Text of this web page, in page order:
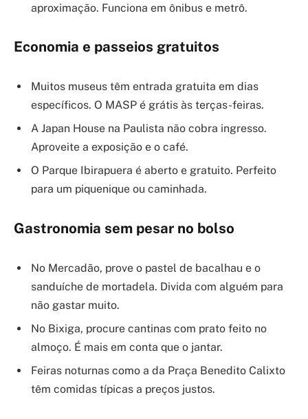
aproximação. Funciona em ônibus e metrô.
Economia e passeios gratuitos
Muitos museus têm entrada gratuita em dias
específicos. O MASP é grátis às terças-feiras.
A Japan House na Paulista não cobra ingresso.
Aproveite a exposição e o café.
O Parque Ibirapuera é aberto e gratuito. Perfeito
para um piquenique ou caminhada.
Gastronomia sem pesar no bolso
No Mercadão, prove o pastel de bacalhau e o
sanduíche de mortadela. Divida com alguém para
não gastar muito.
No Bixiga, procure cantinas com prato feito no
almoço. É mais em conta que o jantar.
Feiras noturnas como a da Praça Benedito Calixto
têm comidas típicas a preços justos.